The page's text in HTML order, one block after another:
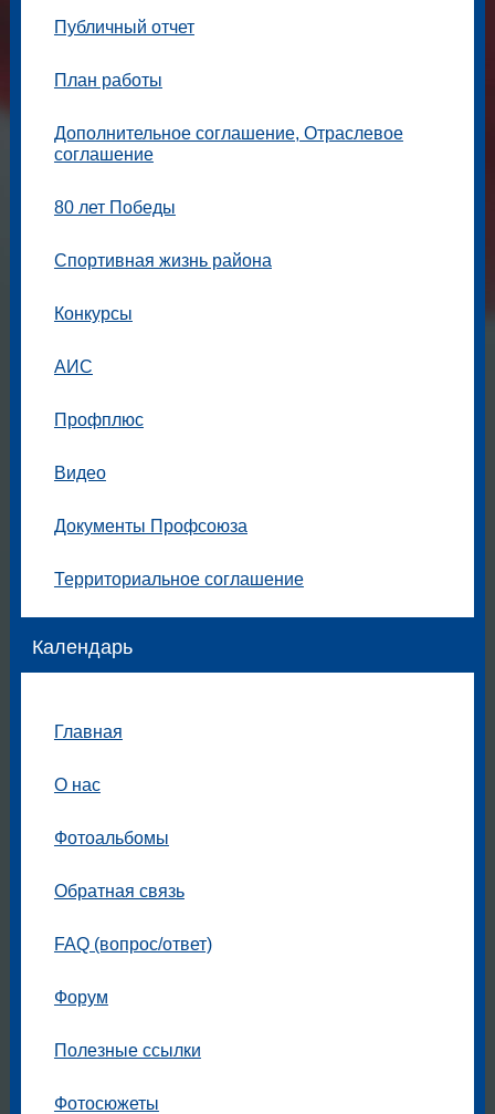
Публичный отчет
План работы
Дополнительное соглашение, Отраслевое
соглашение
80 лет Победы
Спортивная жизнь района
Конкурсы
АИС
Профплюс
Видео
Документы Профсоюза
Территориальное соглашение
Календарь
Главная
О нас
Фотоальбомы
Обратная связь
FAQ (вопрос/ответ)
Форум
Полезные ссылки
Фотосюжеты